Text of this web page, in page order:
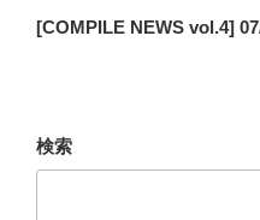
ゲ
ン
の
[COMPILE NEWS vol.4]
検索